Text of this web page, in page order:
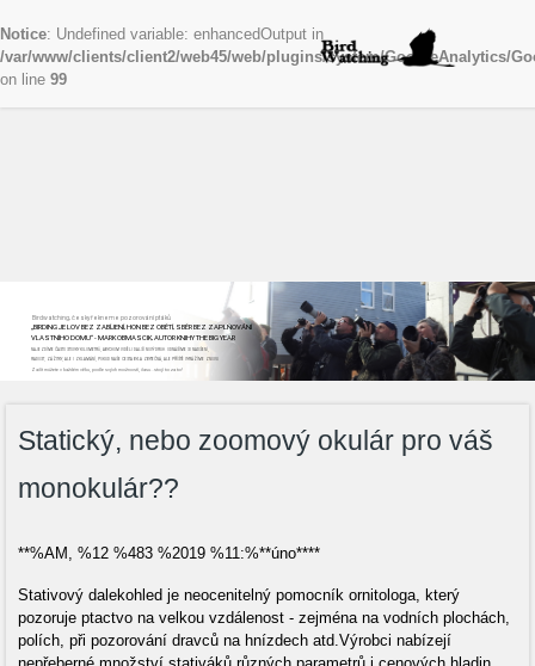
Notice: Undefined variable: enhancedOutput in
/var/www/clients/client2/web45/web/plugins/system/GoogleAnalytics/
on line 99
Birdwatching, česky řekneme pozorování ptáků
„BIRDING JE LOV BEZ ZABÍJENÍ, HON BEZ OBĚTÍ, SBĚR BEZ ZAPLŇOVÁNÍ
VLASTNÍHO DOMU“ - MARK OBMASCIK, AUTOR KNIHY THE BIG YEAR
NAJEZDÍME ČASTO STOVKY KILOMETRŮ, ABYCHOM VIDĚLI DALŠÍ NOVÝ DRUH. ODNÁŠÍME SI NADŠENÍ,
RADOST, ZÁŽITKY, ALE I ZKLAMÁNÍ, POKUD NAŠE CESTA BYLA ZBYTEČNÁ, ALE PŘÍŠTĚ VYRÁŽÍME ZNOVU
Začít můžete v každém věku, podle svých možností, času...stojí to za to!
Statický, nebo zoomový okulár pro váš
monokulár??
**%AM, %12 %483 %2019 %11:%**úno****
Stativový dalekohled je neocenitelný pomocník ornitologa, který
pozoruje ptactvo na velkou vzdálenost - zejména na vodních plochách,
polích, při pozorování dravců na hnízdech atd.Výrobci nabízejí